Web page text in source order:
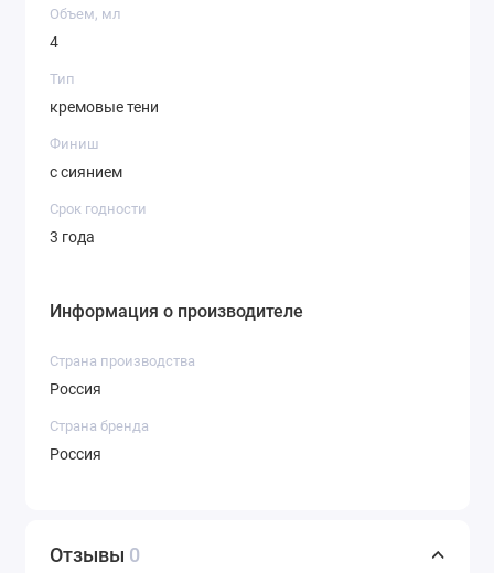
Оттенок 10 — нежно-розовый цвет с
повседневного макияжа.
Оттенок 12 — синий цвет с
интенсивным бриллиантовым
бриллиантовым эффектом для
Оттенок 14 — приглушенный
фиолетово-розовый с деликатным
повседневного макияжа.
Оттенок 16 — драгоценный
Шик.
Объем, мл
4
Тип
кремовые тени
Финиш
с сиянием
Срок годности
3 года
Информация о производителе
Страна производства
Россия
Страна бренда
Россия
Отзывы 0